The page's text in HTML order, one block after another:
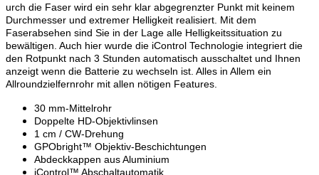
urch die Faser wird ein sehr klar abgegrenzter Punkt mit keinem
Durchmesser und extremer Helligkeit realisiert. Mit dem
Faserabsehen sind Sie in der Lage alle Helligkeitssituation zu
bewältigen. Auch hier wurde die iControl Technologie integriert die
den Rotpunkt nach 3 Stunden automatisch ausschaltet und Ihnen
anzeigt wenn die Batterie zu wechseln ist. Alles in Allem ein
Allroundzielfernrohr mit allen nötigen Features.
30 mm-Mittelrohr
Doppelte HD-Objektivlinsen
1 cm / CW-Drehung
GPObright™ Objektiv-Beschichtungen
Abdeckkappen aus Aluminium
iControl™ Abschaltautomatik